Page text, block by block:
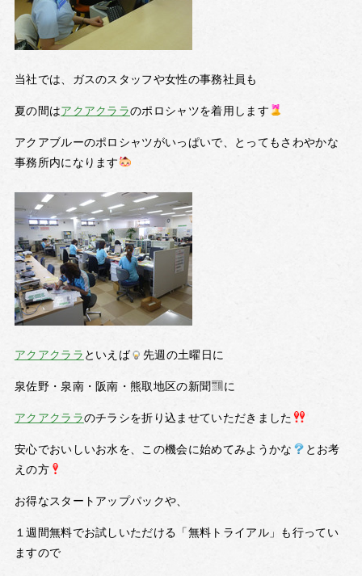
当社では、ガスのスタッフや女性の事務社員も
夏の間はアクアクララのポロシャツを着用します
アクアブルーのポロシャツがいっぱいで、とってもさわやかな
事務所内になります
アクアクララ といえば 先週の土曜日に
泉佐野・泉南・阪南・熊取地区の新聞 に
アクアクララのチラシを折り込ませていただきました
安心でおいしいお水を、この機会に始めてみようかな
とお考
えの方
お得なスタートアップパックや、
１週間無料でお試しいただける「無料トライアル」も行ってい
ますので